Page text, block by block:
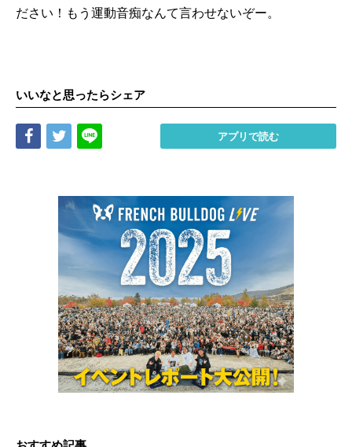
ださい！もう運動音痴なんて言わせないぞー。
いいなと思ったらシェア
Share Tweet アプリで読む